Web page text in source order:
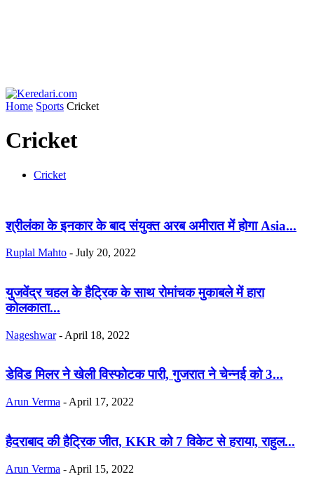
Home Sports Cricket
Cricket
Cricket
श्रीलंका के इनकार के बाद संयुक्त अरब अमीरात में होगा Asia...
Ruplal Mahto - July 20, 2022
युजवेंद्र चहल के हैट्रिक के साथ रोमांचक मुकाबले में हारा
कोलकाता...
Nageshwar - April 18, 2022
डेविड मिलर ने खेली विस्फोटक पारी, गुजरात ने चेन्नई को 3...
Arun Verma - April 17, 2022
हैदराबाद की हैट्रिक जीत, KKR को 7 विकेट से हराया, राहुल...
Arun Verma - April 15, 2022